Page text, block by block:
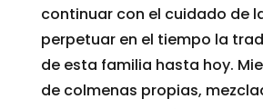
continuar con el cuidado de
perpetuar en el tiempo la
de esta familia hasta hoy.
de colmenas propias,